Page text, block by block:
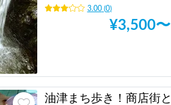
3.00(0)
¥3,500〜